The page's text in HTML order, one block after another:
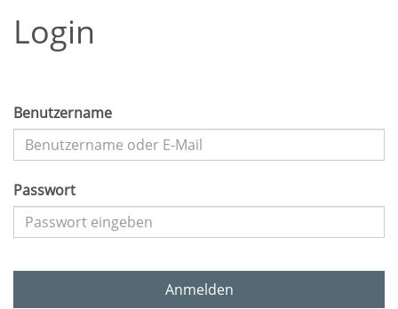
Login
Benutzername
Passwort
Anmelden